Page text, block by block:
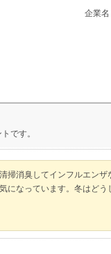
企業
です。
掃消臭してインフルエン
になっています。冬はど